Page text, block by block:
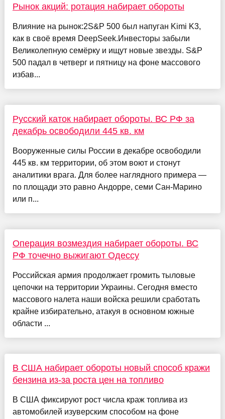
Рынок акций: ротация набирает обороты
Влияние на рынок:2S&P 500 был напуган Kimi K3,
как в своё время DeepSeek.Инвесторы забыли
Великолепную семёрку и ищут новые звезды. S&P
500 падал в четверг и пятницу на фоне массового
избав...
Русский каток набирает обороты. ВС РФ за
декабрь освободили 445 кв. км
Вооруженные силы России в декабре освободили
445 кв. км территории, об этом воют и стонут
аналитики врага. Для более наглядного примера —
по площади это равно Андорре, семи Сан-Марино
или п...
Операция возмездия набирает обороты. ВС
РФ точечно выжигают Одессу
Российская армия продолжает громить тыловые
цепочки на территории Украины. Сегодня вместо
массового налета наши войска решили сработать
крайне избирательно, атакуя в основном южные
области ...
В США набирает обороты новый способ кражи
бензина из-за роста цен на топливо
В США фиксируют рост числа краж топлива из
автомобилей изуверским способом на фоне